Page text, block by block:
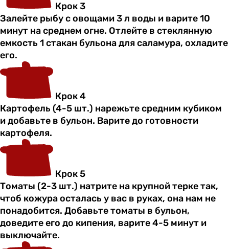
Крок 3
Залейте рыбу с овощами 3 л воды и варите 10
минут на среднем огне. Отлейте в стеклянную
емкость 1 стакан бульона для саламура, охладите
его.
Крок 4
Картофель (4-5 шт.) нарежьте средним кубиком
и добавьте в бульон. Варите до готовности
картофеля.
Крок 5
Томаты (2-3 шт.) натрите на крупной терке так,
чтоб кожура осталась у вас в руках, она нам не
понадобится. Добавьте томаты в бульон,
доведите его до кипения, варите 4-5 минут и
выключайте.